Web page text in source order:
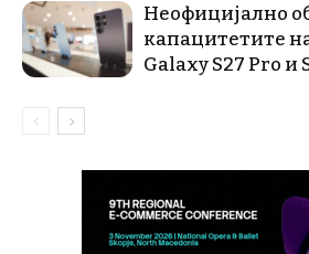
Неофицијално
капацитетите
Galaxy S27 Pro и